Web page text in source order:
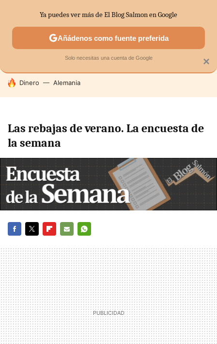
SECTORES ECONOMÍA DOMÉSTICA MERCADOS
HOY SE HABLA DE
Dinero Alemania
Las rebajas de verano. La encuesta de
la semana
MAIL
×
Ya puedes ver más de El Blog Salmon en Google
Añádenos como fuente preferida
Solo necesitas una cuenta de Google